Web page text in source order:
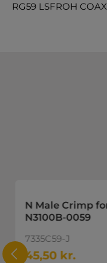
RG59 LSFROH
N Male Crimp
N3100B-0059
7335C59-J
45,50 kr.